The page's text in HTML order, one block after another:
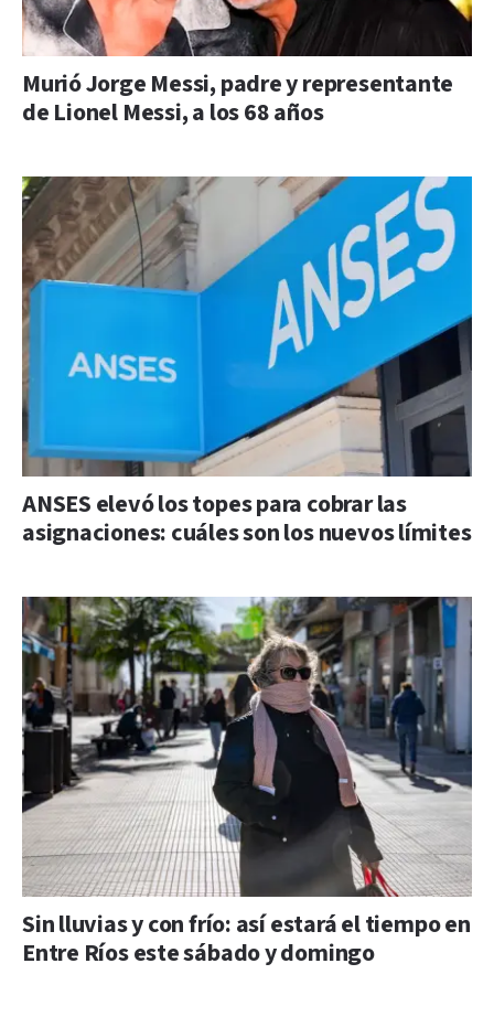
Murió Jorge Messi, padre y representante
de Lionel Messi, a los 68 años
ANSES elevó los topes para cobrar las
asignaciones: cuáles son los nuevos límites
Sin lluvias y con frío: así estará el tiempo en
Entre Ríos este sábado y domingo